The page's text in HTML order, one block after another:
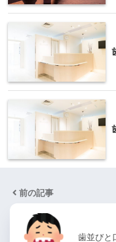
前の記事
歯並びと